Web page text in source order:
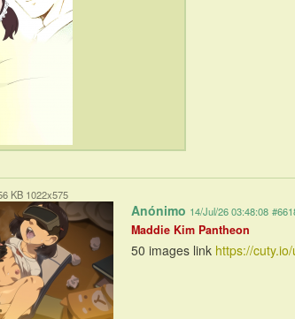
KB 1022x575
Anónimo 14/Jul/26 03:48:08
Maddie Kim Pantheon
50 images link https://